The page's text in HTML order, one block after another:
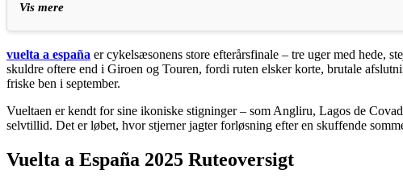
Vis mere
vuelta a españa er cykelsæsonens store efterårsfinale – tre uger med hede,
skuldre oftere end i Giroen og Touren, fordi ruten elsker korte, brutale
friske ben i september.
Vueltaen er kendt for sine ikoniske stigninger – som Angliru, Lagos de
selvtillid. Det er løbet, hvor stjerner jagter forløsning efter en skuffende
Vuelta a España 2025 Ruteoversigt